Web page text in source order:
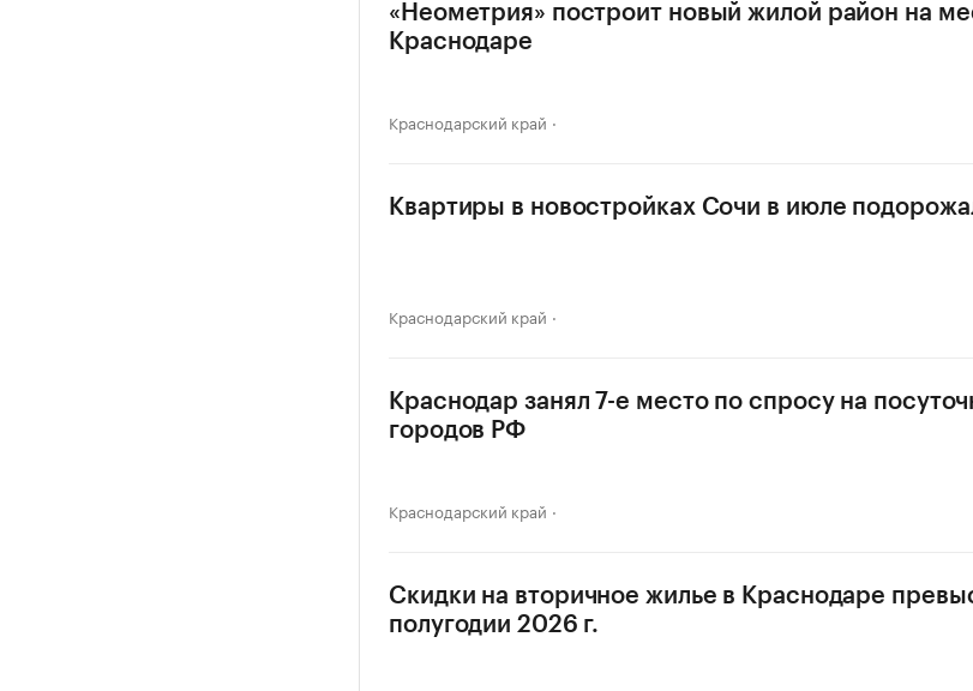
«Неометрия» построит новый жилой район на
Краснодаре
Краснодарский край
Квартиры в новостройках Сочи в июле
Краснодарский край
Краснодар занял 7-е место по спросу на
городов РФ
Краснодарский край
Скидки на вторичное жилье в Краснодаре
полугодии 2026 г.